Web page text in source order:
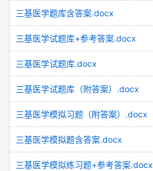
三基医学题库含答案.docx
三基医学试题库+参考答案.docx
三基医学试题库.docx
三基医学试题库（附答案）.docx
三基医学模拟习题（附答案）.docx
三基医学模拟题含答案.docx
三基医学模拟练习题+参考答案.docx